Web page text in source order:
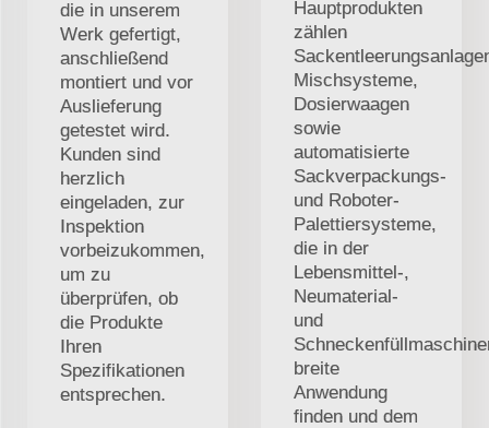
die in unserem
Werk gefertigt,
anschließend
montiert und vor
Auslieferung
getestet wird.
Kunden sind
herzlich
eingeladen, zur
Inspektion
vorbeizukommen,
um zu
überprüfen, ob
die Produkte
Ihren
Spezifikationen
entsprechen.
Hauptprodukten
zählen
Mischsysteme,
Dosierwaagen
sowie
automatisierte
Sackverpackungs-
und Roboter-
Palettiersysteme,
die in der
Lebensmittel-,
Neumaterial-
und
breite
Anwendung
finden und dem